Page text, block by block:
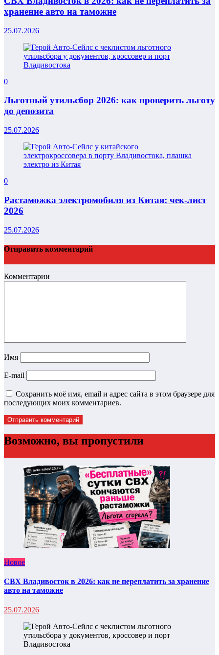
хранение авто на таможне
25.07.2026
0
Льготный утильсбор 2026: как проверить льготу
до депозита
25.07.2026
0
Растаможка электромобиля из Китая: чек-лист
2026
25.07.2026
Отправить комментарий
Комментарии
Имя
E-mail
Сохранить моё имя, email и адрес сайта в этом браузере для
последующих моих комментариев.
Возможно, вы пропустили
Новое
СВХ Владивосток в 2026: как не переплатить за хранение
авто на таможне
25.07.2026